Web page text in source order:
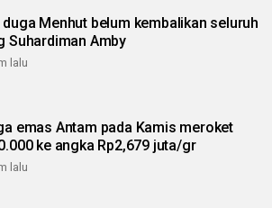
duga Menhut belum kembalikan seluruh
Suhardiman Amby
lalu
emas Antam pada Kamis meroket
ke angka Rp2,679 juta/gr
lalu